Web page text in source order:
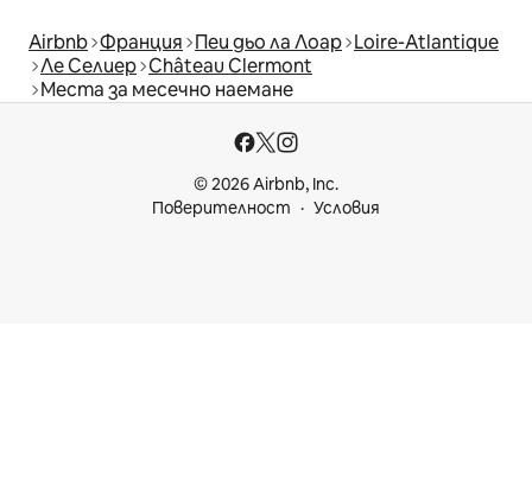
Airbnb Франция Пеи дьо ла Лоар Loire-Atlantique
Ле Селиер Château Clermont
Места за месечно наемане
© 2026 Airbnb, Inc.
Поверителност
Условия